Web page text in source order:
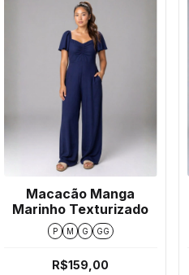
Macacão Manga
Marinho Texturizado
P M G GG
R$159,00